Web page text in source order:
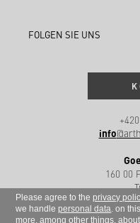
Please agree to theprivacy
we handlepersonal data. on
more, among other things,
FOLGEN SIE UNS
+420
info
160 00